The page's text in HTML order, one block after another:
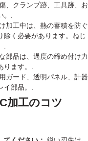
、クランプ跡、工具跡、お
.
加工中は、熱の蓄積を防ぐ
除く必要があります。ねじ
部品は、過度の締め付け力
ます。.
ガード、透明パネル、計器
部品。.
加工のコツ